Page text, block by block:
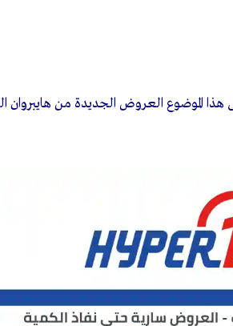
العروض الجديدة من هايبروان اليوم